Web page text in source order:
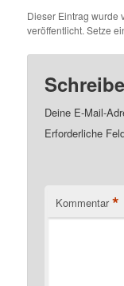
Dieser Eintrag wurde
veröffentlicht. Setze
Deine E-Mail-
Erforderliche
Kommentar *